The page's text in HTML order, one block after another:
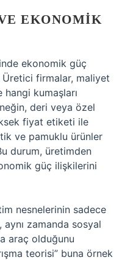
EKONOMIK
ekonomik güç
firmalar, maliyet
kumaşları
deri veya özel
fiyat etiketi ile
ve pamuklu ürünler
durum, üretimden
güç ilişkilerini
nesnelerinin sadece
zamanda sosyal
araç olduğunu
teorisi” buna örnek